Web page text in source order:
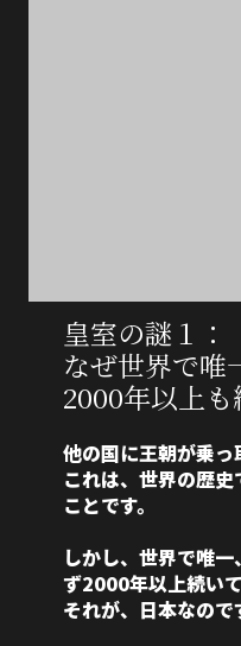
皇室の謎１：
なぜ世界で唯
2000年以上も
他の国に王朝が乗っ
これは、世界の歴
ことです。
しかし、世界で唯
ず2000年以上続い
それが、日本なので